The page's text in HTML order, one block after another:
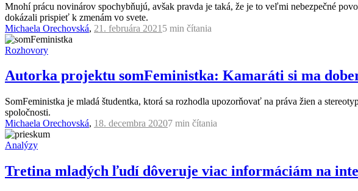
Mnohí prácu novinárov spochybňujú, avšak pravda je taká, že je to veľmi nebezpečné
dokázali prispieť k zmenám vo svete.
Michaela Orechovská, 21. februára 2021 5 min čítania
Rozhovory
Autorka projektu somFeministka: Kamaráti si ma
SomFeministka je mladá študentka, ktorá sa rozhodla upozorňovať na práva žien a
spoločnosti.
Michaela Orechovská, 18. decembra 20207 min čítania
Analýzy
Tretina mladých ľudí dôveruje viac informáciám na